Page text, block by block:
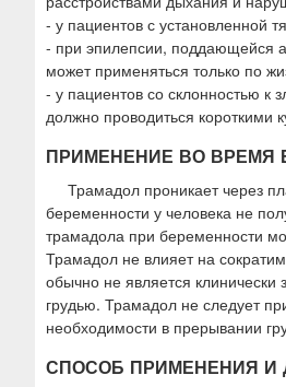
- у пациентов с установленной
- при эпилепсии, поддающейся
может применяться только по
- у пациентов со склонностью к
должно проводиться
ПРИМЕНЕНИЕ ВО ВРЕМЯ
Трамадол проникает через
беременности у человека не
трамадола при беременности
Трамадол не влияет на
обычно не является
грудью. Трамадол не следует
необходимости в прерывании
СПОСОБ ПРИМЕНЕНИЯ И